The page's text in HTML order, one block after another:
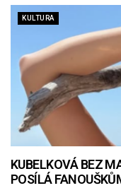
KULTURA
KUBELKOVÁ BEZ
POSÍLÁ